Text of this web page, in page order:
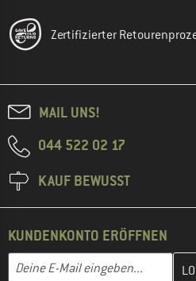
Zertifizierter
MAIL UNS!
044 522 02 17
KAUF BEWUSST
KUNDENKONTO ERÖFFNEN
Deine E-Mail eingeben...
Gib hier deine E-Mail-Adresse